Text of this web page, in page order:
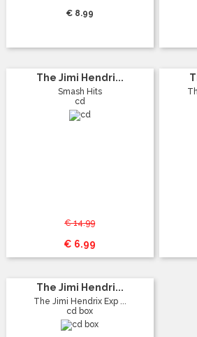
€ 8.99
The Jimi Hendri...
Smash Hits
cd
€ 14.99
€ 6.99
The Jimi Hendri...
The Jimi Hendrix Exp ...
cd box